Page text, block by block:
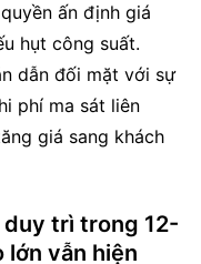
ấn định giá
hụt công suất.
dẫn đối mặt với sự
phí ma sát liên
giá sang khách
duy trì trong 12-
lớn vẫn hiện